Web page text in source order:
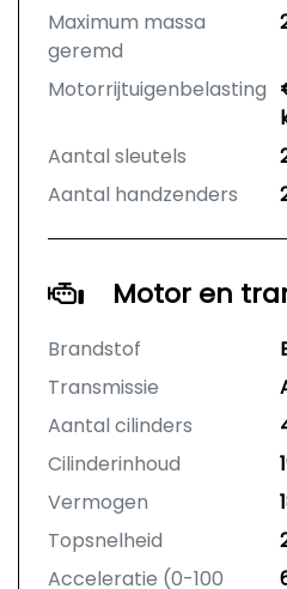
Maximum massa
geremd
Motorrijtuigenbelasting
Aantal sleutels
Aantal handzenders
Motor en
Brandstof
Transmissie
Aantal cilinders
Cilinderinhoud
Vermogen
Topsnelheid
Acceleratie (0-100